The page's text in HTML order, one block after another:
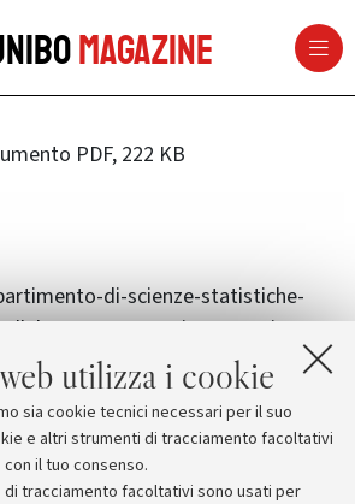
utilizza i cookie
sia cookie tecnici necessari per il suo
e altri strumenti di tracciamento facoltativi
il tuo consenso.
tracciamento facoltativi sono usati per
Magazine
PDF, 222 KB
di-scienze-statistiche-
per-cinque-anni-
competenze-al-servizio-del-